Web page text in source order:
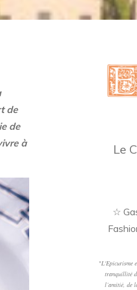
de
de
à
Le
☆
"L'Epicurisme
tranquillité
l’amitié, de